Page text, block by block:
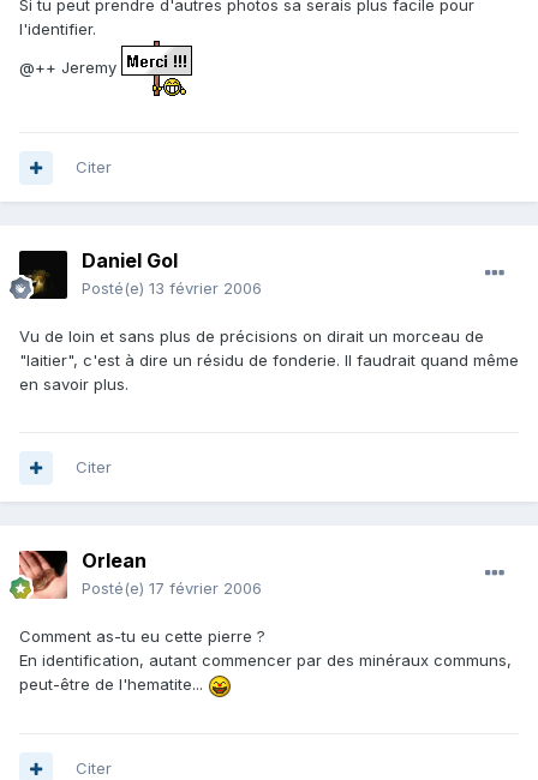
Si tu peut prendre d'autres photos sa serais plus facile pour
l'identifier.
@++ Jeremy
Citer
Daniel Gol
Posté(e) 13 février 2006
Vu de loin et sans plus de précisions on dirait un morceau de
"laitier", c'est à dire un résidu de fonderie. Il faudrait quand même
en savoir plus.
Citer
Orlean
Posté(e) 17 février 2006
Comment as-tu eu cette pierre ?
En identification, autant commencer par des minéraux communs,
peut-être de l'hematite...
Citer